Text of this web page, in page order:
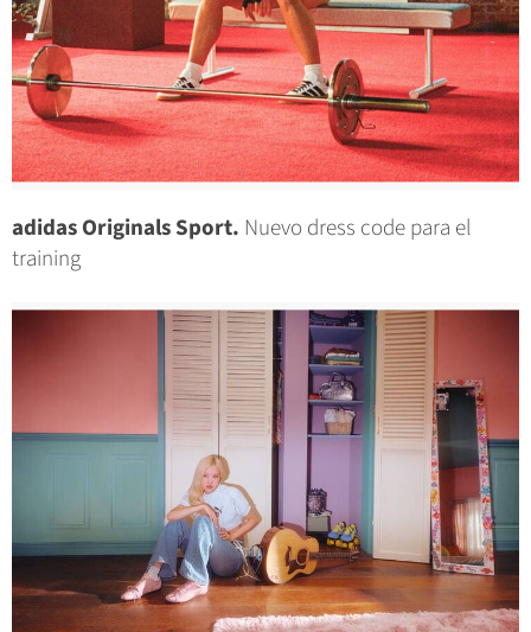
adidas Originals Sport. Nuevo dress code para el
training